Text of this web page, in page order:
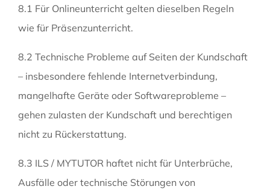
8.1 Für Onlineunterricht gelten dieselben Regeln
wie für Präsenzunterricht.
8.2 Technische Probleme auf Seiten der Kundschaft
– insbesondere fehlende Internetverbindung,
mangelhafte Geräte oder Softwareprobleme –
gehen zulasten der Kundschaft und berechtigen
nicht zu Rückerstattung.
8.3 ILS / MYTUTOR haftet nicht für Unterbrüche,
Ausfälle oder technische Störungen von